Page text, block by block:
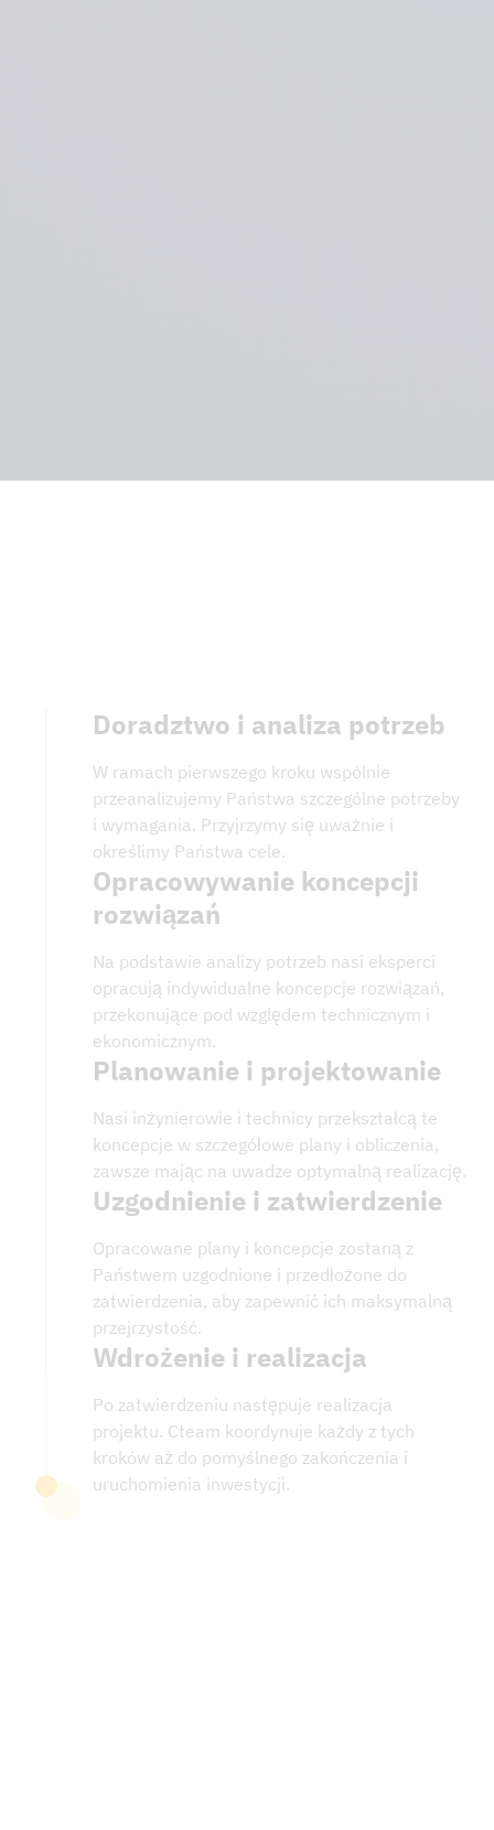
Doradztwo i analiza potrzeb
W ramach pierwszego kroku wspólnie
przeanalizujemy Państwa szczególne potrzeby
i wymagania. Przyjrzymy się uważnie i
określimy Państwa cele.
Opracowywanie koncepcji
rozwiązań
Na podstawie analizy potrzeb nasi eksperci
opracują indywidualne koncepcje rozwiązań,
przekonujące pod względem technicznym i
ekonomicznym.
Planowanie i projektowanie
Nasi inżynierowie i technicy przekształcą te
koncepcje w szczegółowe plany i obliczenia,
zawsze mając na uwadze optymalną realizację.
Uzgodnienie i zatwierdzenie
Opracowane plany i koncepcje zostaną z
Państwem uzgodnione i przedłożone do
zatwierdzenia, aby zapewnić ich maksymalną
przejrzystość.
Wdrożenie i realizacja
Po zatwierdzeniu następuje realizacja
projektu. Cteam koordynuje każdy z tych
kroków aż do pomyślnego zakończenia i
uruchomienia inwestycji.